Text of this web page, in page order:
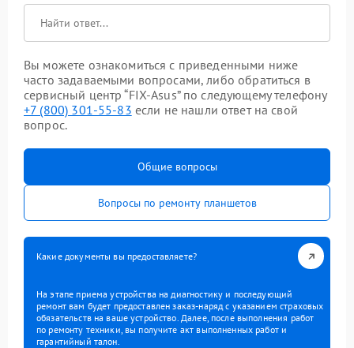
Вы можете ознакомиться с приведенными ниже
часто задаваемыми вопросами, либо обратиться в
сервисный центр “FIX-Asus” по следующему телефону
+7 (800) 301-55-83 если не нашли ответ на свой
вопрос.
Общие вопросы
Вопросы по ремонту планшетов
Какие документы вы предоставляете?
На этапе приема устройства на диагностику и последующий
ремонт вам будет предоставлен заказ-наряд с указанием страховых
обязательств на ваше устройство. Далее, после выполнения работ
по ремонту техники, вы получите акт выполненных работ и
гарантийный талон.